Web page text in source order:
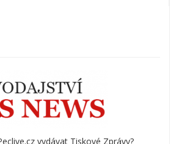
vydávat Tiskové Zprávy?